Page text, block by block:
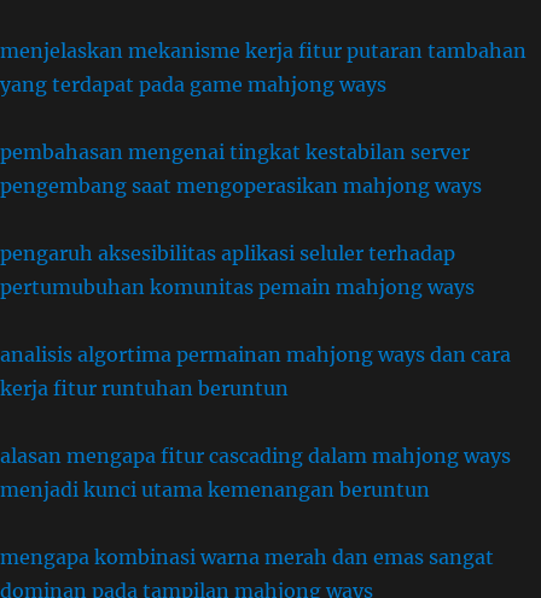
menjelaskan mekanisme kerja fitur putaran tambahan
yang terdapat pada game mahjong ways
pembahasan mengenai tingkat kestabilan server
pengembang saat mengoperasikan mahjong ways
pengaruh aksesibilitas aplikasi seluler terhadap
pertumubuhan komunitas pemain mahjong ways
analisis algortima permainan mahjong ways dan cara
kerja fitur runtuhan beruntun
alasan mengapa fitur cascading dalam mahjong ways
menjadi kunci utama kemenangan beruntun
mengapa kombinasi warna merah dan emas sangat
dominan pada tampilan mahjong ways